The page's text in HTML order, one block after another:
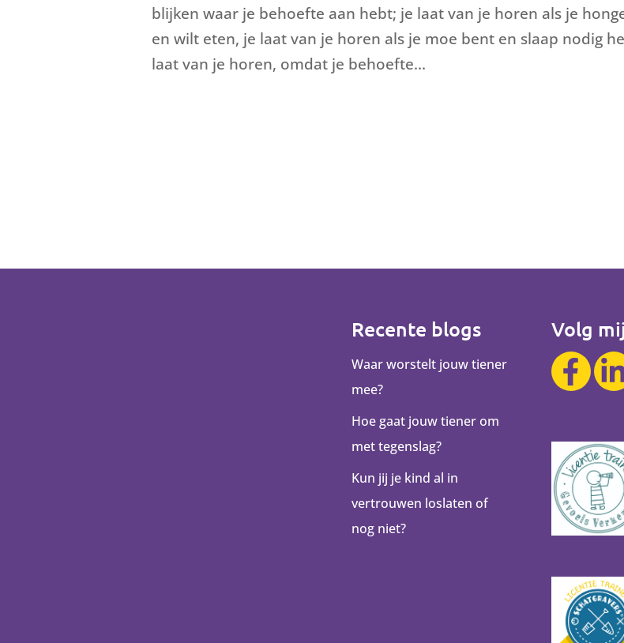
blijken waar je behoefte aan hebt; je laat van je horen als je
en wilt eten, je laat van je horen als je moe bent en slaap nodig
laat van je horen, omdat je behoefte...
Recente blogs
Waar worstelt jouw tiener
mee?
Hoe gaat jouw tiener om
met tegenslag?
Kun jij je kind al in
vertrouwen loslaten of
nog niet?
Volg